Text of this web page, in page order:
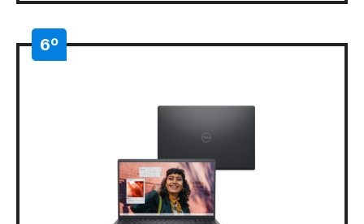
6º